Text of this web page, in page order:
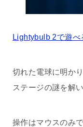
Lightybulb 2で遊べ
切れた電球に明か
ステージの謎を解
操作はマウスのみ